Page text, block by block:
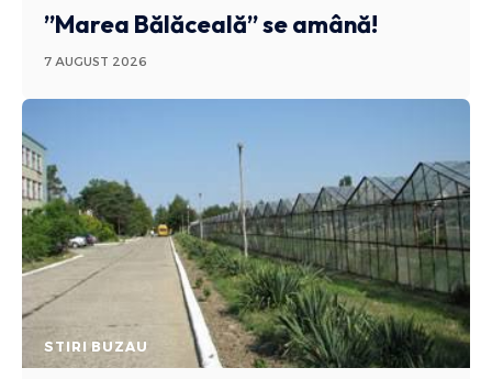
”Marea Bălăceală” se amână!
7 AUGUST 2026
STIRI BUZAU